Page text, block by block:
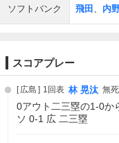
ソフトバンク 飛田 、 内
スコアプレー
広島 1回表 林 晃汰 無
0アウト二三塁の1-0か
ソ 0-1 広 二三塁